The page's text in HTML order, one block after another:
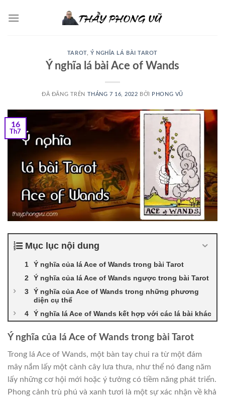
đến
TAROT, Ý NGHĨA LÁ BÀI TAROT
Ý nghĩa lá bài Ace of Wands
ĐÃ ĐĂNG TRÊN THÁNG 7 16, 2022 BỞI PHONG VŨ
16
Th7
Mục lục nội dung
Ý nghĩa của lá Ace of Wands trong bài Tarot
Ý nghĩa của lá Ace of Wands ngược trong bài Tarot
Ý nghĩa của Ace of Wands trong những phương
diện cụ thể
Ý nghĩa lá Ace of Wands kết hợp với các lá bài khác
Ý nghĩa của lá Ace of Wands trong bài Tarot
Trong lá Ace of Wands, một bàn tay chui ra từ một đám
mây nắm lấy một cành cây lưa thưa, như thể nó đang năm
lấy những cơ hội mới hoặc ý tưởng có tiềm năng phát triển.
Phong cảnh trù phú và xanh tươi là một sự xác nhận về khả